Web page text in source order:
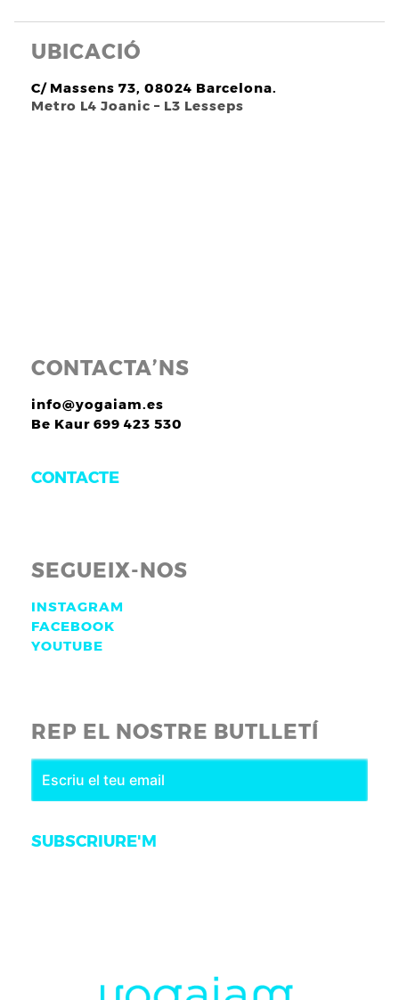
UBICACIÓ
C/ Massens 73, 08024 Barcelona.
Metro L4 Joanic – L3 Lesseps
CONTACTA’NS
info@yogaiam.es
Be Kaur 699 423 530
CONTACTE
SEGUEIX-NOS
INSTAGRAM
FACEBOOK
YOUTUBE
REP EL NOSTRE BUTLLETÍ
SUBSCRIURE'M